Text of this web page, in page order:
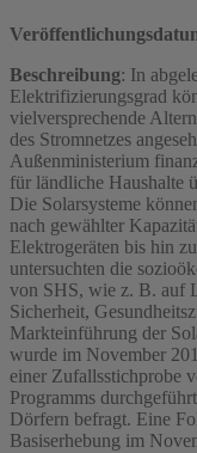
Beschreibung: In
Elektrifizierungsgrad
vielversprechende
des Stromnetzes
Außenministerium
für ländliche Haushalte
Die Solarsysteme
nach gewählter
Elektrogeräten bis hin
untersuchten die
von SHS, wie z. B. auf
Sicherheit,
Markteinführung der
wurde im November
einer Zufallsstichprobe
Programms
Dörfern befragt. Eine
Basiserhebung im